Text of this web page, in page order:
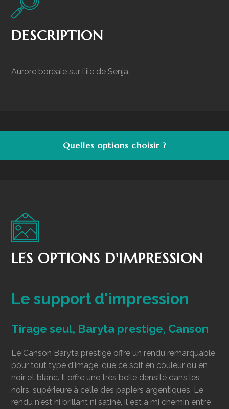
DESCRIPTION
Aurore boréale sur l'île de Senja.
Quelles options choisir ?
LES OPTIONS D'IMPRESSION
Le support d'impression
Tirage seul, Baryta prestige, Canson
Le Canson Baryta prestige offre un rendu remarquable
pour tout type d'image, que ce soit en couleur ou en
noir et blanc. Il offre une très belle densité dans les
noirs, supérieure à celle des papiers argentiques. Le
rendu n'est ni brillant ni satiné, il est à mi chemin entre